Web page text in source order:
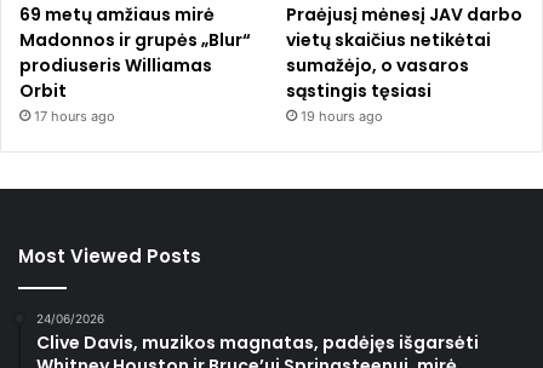
69 metų amžiaus mirė
Madonnos ir grupės „Blur“
prodiuseris Williamas
Orbit
17 hours ago
Praėjusį mėnesį JAV darbo
vietų skaičius netikėtai
sumažėjo, o vasaros
sąstingis tęsiasi
19 hours ago
Most Viewed Posts
24/06/2026
Clive Davis, muzikos magnatas, padėjęs išgarsėti